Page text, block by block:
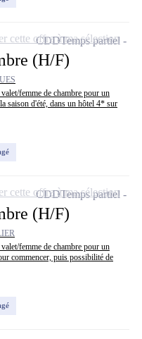
(H/F)
femme de chambre pour un
saison d'été, dans un hôtel 4* sur
CDDTemps partiel
cette offre à ma sélection
(H/F)
femme de chambre pour un
commencer, puis possibilité de
CDDTemps partiel
cette offre à ma sélection